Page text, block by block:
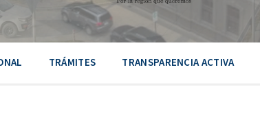
TRÁMITES TRANSPARENCIA ACTIVA